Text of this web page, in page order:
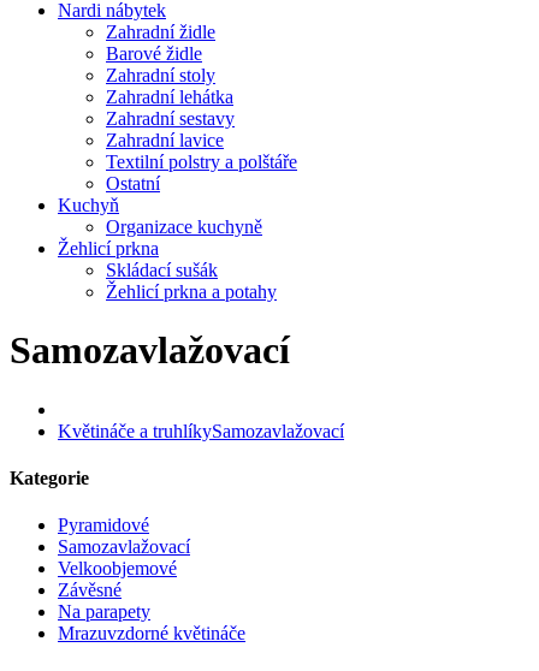
Nardi nábytek
Zahradní židle
Barové židle
Zahradní stoly
Zahradní lehátka
Zahradní sestavy
Zahradní lavice
Textilní polstry a polštáře
Ostatní
Kuchyň
Organizace kuchyně
Žehlicí prkna
Skládací sušák
Žehlicí prkna a potahy
Samozavlažovací
Květináče a truhlíkySamozavlažovací
Kategorie
Pyramidové
Samozavlažovací
Velkoobjemové
Závěsné
Na parapety
Mrazuvzdorné květináče